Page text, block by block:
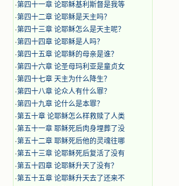
·第四十一章 论耶稣基利斯督是我等
·第四十二章 论耶稣是天主吗？
·第四十三章 论耶稣怎么是天主呢？
·第四十四章 论耶稣是人吗？
·第四十五章 论耶稣的母亲是谁？
·第四十六章 论圣母玛利亚是童贞女
·第四十七章 天主为什么降生？
·第四十八章 论众人有什么罪？
·第四十九章 论什么是本罪？
·第五十章 论耶稣怎么样救赎了人类
·第五十一章 耶稣死后肉身埋葬了没
·第五十二章 耶稣死后他的灵魂往哪
·第五十三章 论耶稣死后复活了没有
·第五十四章 论耶稣升天了没有？
·第五十五章 论耶稣升天去了还来不